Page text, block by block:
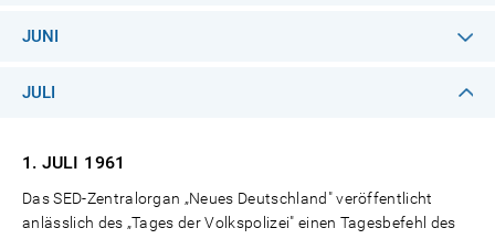
JUNI
JULI
1. JULI 1961
Das SED-Zentralorgan „Neues Deutschland" veröffentlicht
anlässlich des „Tages der Volkspolizei" einen Tagesbefehl des